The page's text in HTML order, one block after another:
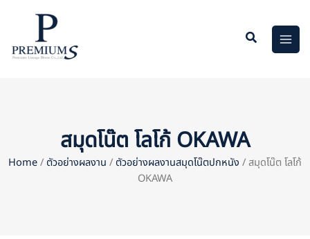
สมุดโน๊ต โลโก้ OKAWA
Home/ ตัวอย่างผลงาน / ตัวอย่างผลงานสมุดโน๊ตปกหนัง / สมุดโน๊ต โลโก้
OKAWA